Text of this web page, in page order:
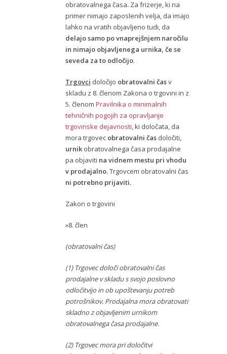
obratovalnega časa. Za frizerje, ki na
primer nimajo zaposlenih velja, da imajo
lahko na vratih objavljeno tudi, da
delajo samo po vnaprejšnjem naročilu
in nimajo objavljenega urnika, če se
seveda za to odločijo.
Trgovci določijo obratovalni časv
skladu z 8. členom Zakona o trgovini in z
5. členom Pravilnika o minimalnih
tehničnih pogojih za opravljanje
trgovinske dejavnosti, ki določata, da
mora trgovec obratovalni čas določiti,
urnik obratovalnega časa prodajalne
pa objaviti na vidnem mestu pri vhodu
v prodajalno.Trgovcem obratovalni čas
ni potrebno prijaviti.
Zakon o trgovini
»8. člen
(obratovalni čas)
(1) Trgovec določi obratovalni čas
prodajalne v skladu s svojo poslovno
odločitvijo in ob upoštevanju potreb
potrošnikov. Prodajalna mora obratovati
skladno z objavljenim urnikom
obratovalnega časa prodajalne.
(2) Trgovec mora pri določitvi